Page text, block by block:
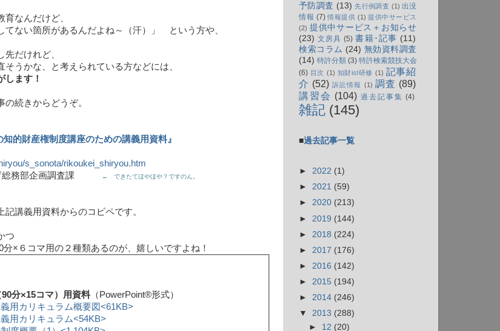
育なんだけど、
てない箇所があるんだよね～（汗）」 という方や、
だけれど、
そうかな、と考えられている方などには、
します！
の続きからどうぞ。
知的財産権制度講座のための講義用資料』
s_sonota/rikoukei_shiryou.htm
総務部企画調査課
← できたてほやほや？ですのん。
講義用資料からのコピペです。
つ
×６コマ用の２種類あるのが、嬉しいですよね！
分×15コマ）用資料（PowerPoint®形式）
用カリキュラム概要図<61KB>
用カリキュラム<54KB>
予防調査 (13) 先行例調査 (1) 出没
情報 (7) 情報提供 (1) 提供中サービス
(2) 提供中サービス＋お知らせ
(23) 文房具 (5) 書籍･記事 (11)
検索コラム (24) 無効資料調査
(14) 特許分類 (3) 特許検索競技大会
(6) 目次 (1) 知財ist研修 (1) 記事紹
介 (52) 訴訟情報 (1) 調査 (89)
講習会 (104) 過去記事集 (4)
雑記 (145)
■過去記事一覧
► 2022 (1)
► 2021 (59)
► 2020 (213)
► 2019 (144)
► 2018 (224)
► 2017 (176)
► 2016 (142)
► 2015 (194)
► 2014 (246)
▼ 2013 (288)
► 12 (20)